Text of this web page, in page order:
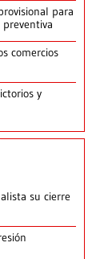
para
comercios
y
su cierre